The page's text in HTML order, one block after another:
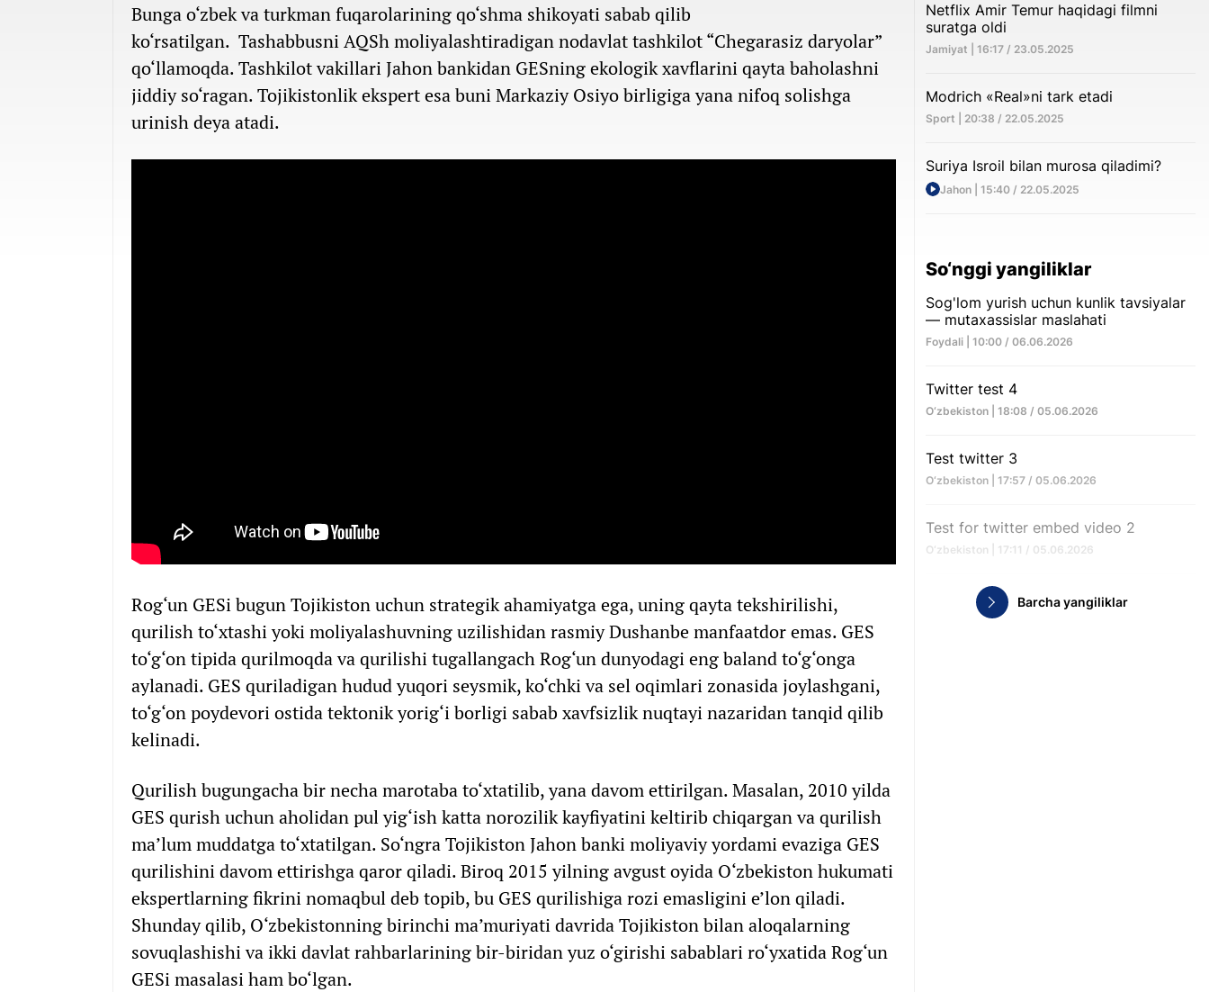
Bunga o‘zbek va turkman fuqarolarining qo‘shma shikoyati sabab qilib
ko‘rsatilgan. Tashabbusni AQSh moliyalashtiradigan nodavlat tashkilot “Chegarasiz daryolar”
qo‘llamoqda. Tashkilot vakillari Jahon bankidan GESning ekologik xavflarini qayta baholashni
jiddiy so‘ragan. Tojikistonlik ekspert esa buni Markaziy Osiyo birligiga yana nifoq solishga
urinish deya atadi.
Rog‘un GESi bugun Tojikiston uchun strategik ahamiyatga ega, uning qayta tekshirilishi,
qurilish to‘xtashi yoki moliyalashuvning uzilishidan rasmiy Dushanbe manfaatdor emas. GES
to‘g‘on tipida qurilmoqda va qurilishi tugallangach Rog‘un dunyodagi eng baland to‘g‘onga
aylanadi. GES quriladigan hudud yuqori seysmik, ko‘chki va sel oqimlari zonasida joylashgani,
to‘g‘on poydevori ostida tektonik yorig‘i borligi sabab xavfsizlik nuqtayi nazaridan tanqid qilib
kelinadi.
Qurilish bugungacha bir necha marotaba to‘xtatilib, yana davom ettirilgan. Masalan, 2010 yilda
GES qurish uchun aholidan pul yig‘ish katta norozilik kayfiyatini keltirib chiqargan va qurilish
ma’lum muddatga to‘xtatilgan. So‘ngra Tojikiston Jahon banki moliyaviy yordami evaziga GES
qurilishini davom ettirishga qaror qiladi. Biroq 2015 yilning avgust oyida O‘zbekiston hukumati
ekspertlarning fikrini nomaqbul deb topib, bu GES qurilishiga rozi emasligini e’lon qiladi.
Shunday qilib, O‘zbekistonning birinchi ma’muriyati davrida Tojikiston bilan aloqalarning
sovuqlashishi va ikki davlat rahbarlarining bir-biridan yuz o‘girishi sabablari ro‘yxatida Rog‘un
GESi masalasi ham bo‘lgan.
Netflix Amir Temur haqidagi filmni
suratga oldi
Jamiyat | 16:17 / 23.05.2025
Modrich «Real»ni tark etadi
Sport | 20:38 / 22.05.2025
Suriya Isroil bilan murosa qiladimi?
Jahon | 15:40 / 22.05.2025
So‘nggi yangiliklar
Sog'lom yurish uchun kunlik tavsiyalar
— mutaxassislar maslahati
Foydali | 10:00 / 06.06.2026
Twitter test 4
O‘zbekiston | 18:08 / 05.06.2026
Test twitter 3
O‘zbekiston | 17:57 / 05.06.2026
Test for twitter embed video 2
O‘zbekiston | 17:11 / 05.06.2026
Barcha yangiliklar